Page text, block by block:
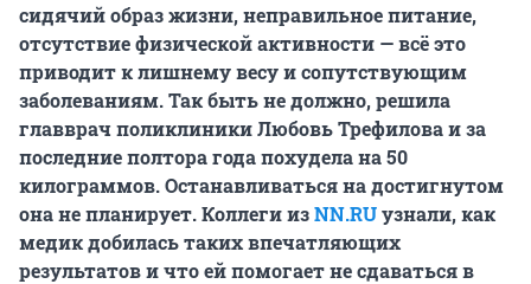
сидячий образ жизни, неправильное питание,
отсутствие физической активности — всё это
приводит к лишнему весу и сопутствующим
заболеваниям. Так быть не должно, решила
главврач поликлиники Любовь Трефилова и за
последние полтора года похудела на 50
килограммов. Останавливаться на достигнутом
она не планирует. Коллеги изNN.RUузнали, как
медик добилась таких впечатляющих
результатов и что ей помогает не сдаваться в